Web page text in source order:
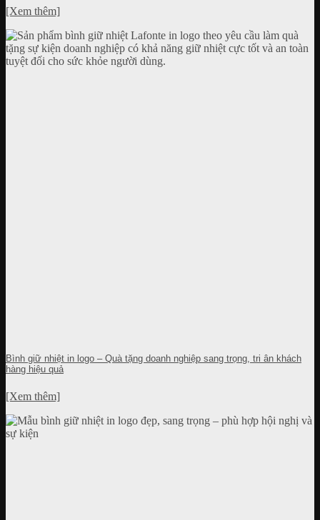
[Xem thêm]
Bình giữ nhiệt in logo – Quà tặng doanh nghiệp sang trọng, tri ân khách
hàng hiệu quả
[Xem thêm]